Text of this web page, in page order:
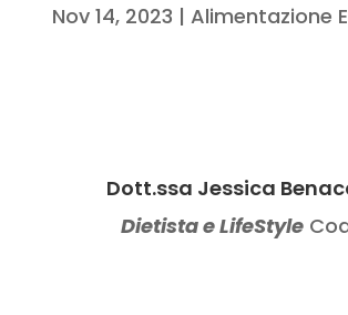
Nov 14, 2023 |Alimentazione
Dott.ssa Jessica
Dietista e LifeStyle